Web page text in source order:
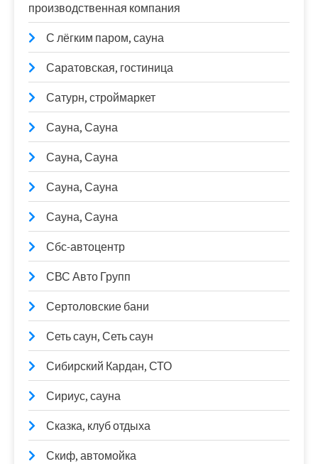
производственная компания
С лёгким паром, сауна
Саратовская, гостиница
Сатурн, строймаркет
Сауна, Сауна
Сауна, Сауна
Сауна, Сауна
Сауна, Сауна
Сбс-автоцентр
СВС Авто Групп
Сертоловские бани
Сеть саун, Сеть саун
Сибирский Кардан, СТО
Сириус, сауна
Сказка, клуб отдыха
Скиф, автомойка